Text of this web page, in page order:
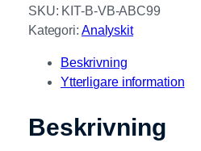
SKU: KIT-B-VB-ABC99
Kategori: Analyskit
Beskrivning
Ytterligare information
Beskrivning